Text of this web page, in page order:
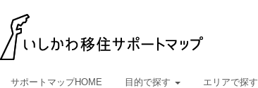
サポートマップHOME 目的で探す エリアで探す